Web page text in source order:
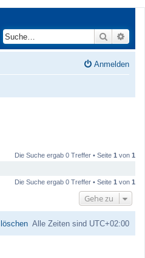
Suche
Anmelden
Die Suche ergab 0 Treffer • Seite 1 von 1
Die Suche ergab 0 Treffer • Seite 1 von 1
Gehe zu
Alle Zeiten sind UTC+02:00